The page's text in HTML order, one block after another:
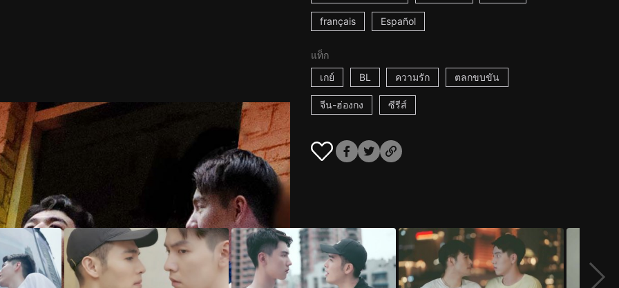
français Español
แท็ก
เกย์
BL ความรัก ตลกขบขัน
จีน-ฮ่องกง ซีรีส์